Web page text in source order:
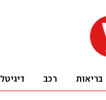
בריאות רכב דיגיטל